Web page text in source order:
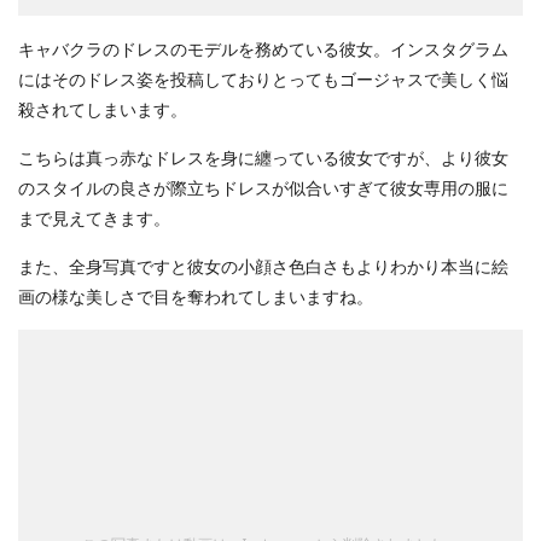
キャバクラのドレスのモデルを務めている彼女。インスタグラム
にはそのドレス姿を投稿しておりとってもゴージャスで美しく悩
殺されてしまいます。
こちらは真っ赤なドレスを身に纏っている彼女ですが、より彼女
のスタイルの良さが際立ちドレスが似合いすぎて彼女専用の服に
まで見えてきます。
また、全身写真ですと彼女の小顔さ色白さもよりわかり本当に絵
画の様な美しさで目を奪われてしまいますね。